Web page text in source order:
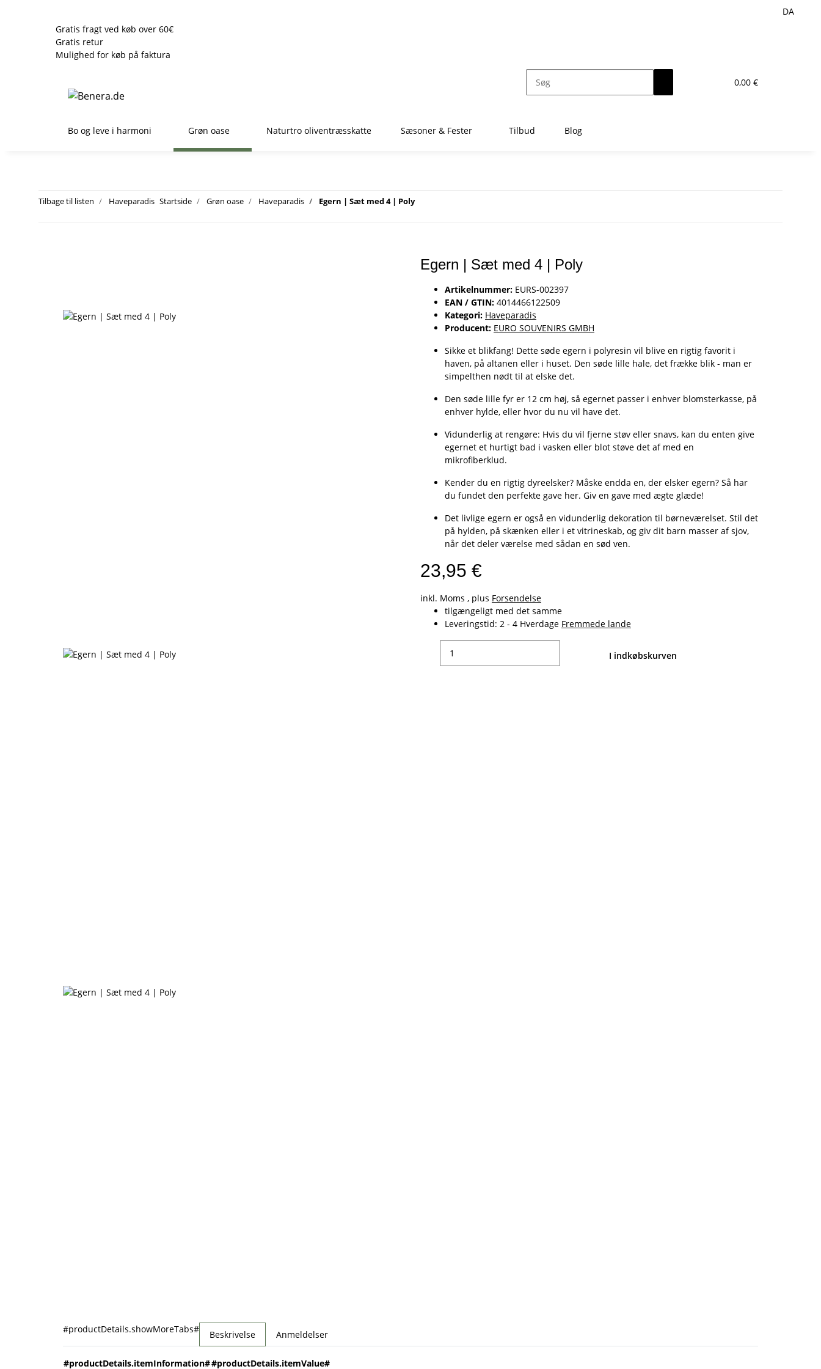
DA
Gratis fragt ved køb over 60€
Gratis retur
Mulighed for køb på faktura
0,00 €
Bo og leve i harmoni Grøn oase Naturtro oliventræsskatte Sæsoner & Fester Tilbud Blog
Tilbage til listen Haveparadis Startside Grøn oase Haveparadis Egern | Sæt med 4 | Poly
Egern | Sæt med 4 | Poly
Artikelnummer: EURS-002397
EAN / GTIN: 4014466122509
Kategori: Haveparadis
Producent: EURO SOUVENIRS GMBH
Sikke et blikfang! Dette søde egern i polyresin vil blive en rigtig favorit i
haven, på altanen eller i huset. Den søde lille hale, det frække blik - man er
simpelthen nødt til at elske det.
Den søde lille fyr er 12 cm høj, så egernet passer i enhver blomsterkasse, på
enhver hylde, eller hvor du nu vil have det.
Vidunderlig at rengøre: Hvis du vil fjerne støv eller snavs, kan du enten give
egernet et hurtigt bad i vasken eller blot støve det af med en
mikrofiberklud.
Kender du en rigtig dyreelsker? Måske endda en, der elsker egern? Så har
du fundet den perfekte gave her. Giv en gave med ægte glæde!
Det livlige egern er også en vidunderlig dekoration til børneværelset. Stil det
på hylden, på skænken eller i et vitrineskab, og giv dit barn masser af sjov,
når det deler værelse med sådan en sød ven.
23,95 €
inkl. Moms , plus Forsendelse
tilgængeligt med det samme
Leveringstid: 2 - 4 Hverdage Fremmede lande
I indkøbskurven
#productDetails.showMoreTabs# Beskrivelse Anmeldelser
#productDetails.itemInformation##productDetails.itemValue#